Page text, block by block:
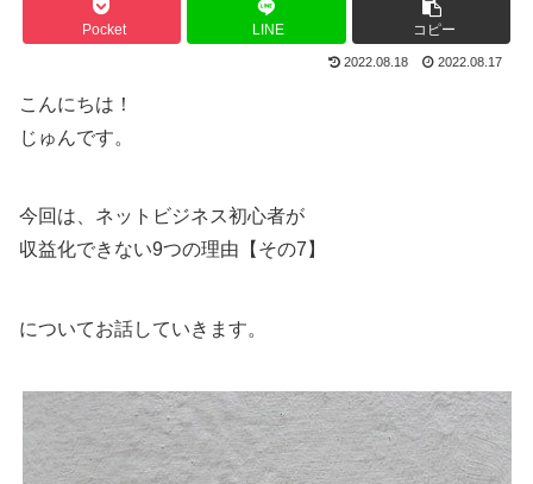
Pocket LINE コピー
2022.08.18 2022.08.17
こんにちは！
じゅんです。
今回は、ネットビジネス初心者が
収益化できない9つの理由【その7】
についてお話していきます。